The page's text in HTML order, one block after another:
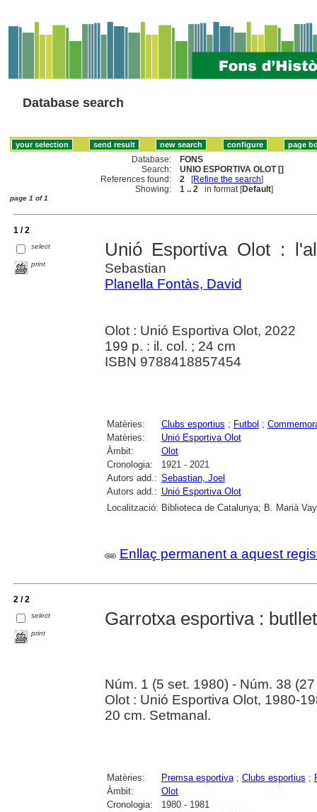
Database search
Database:
FONS
Search:
UNIO ESPORTIVA OLOT []
References found:
2 [Refine the search]
Showing:
1 .. 2 in format [Default]
page 1 of 1
1 / 2
select
print
Unió Esportiva Olot :
Sebastian
Planella Fontàs, David
Olot : Unió Esportiva Olot, 2022
199 p. : il. col. ; 24 cm
ISBN 9788418857454
Matèries: Clubs esportius ; Futbol ;
Matèries:
Unió Esportiva Olot
Àmbit:
Olot
Cronologia:
1921 - 2021
Autors add.: Sebastian, Joel
Autors add.: Unió Esportiva Olot
Localització: Biblioteca de Catalunya; B. Marià
Enllaç permanent a aquest
2 / 2
select
print
Garrotxa esportiva :
Núm. 1 (5 set. 1980) - Núm. 38
Olot : Unió Esportiva Olot, 1980-
20 cm. Setmanal.
Matèries: Premsa esportiva; Clubs esportius ;
Àmbit:
Olot
Cronologia:
1980 - 1981